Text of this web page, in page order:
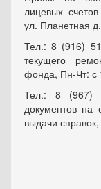
лицевых
ул. Планетная
Тел.: 8 (916)
текущего
фонда, Пн-Чт: с
Тел.: 8 (967)
документов на
выдачи